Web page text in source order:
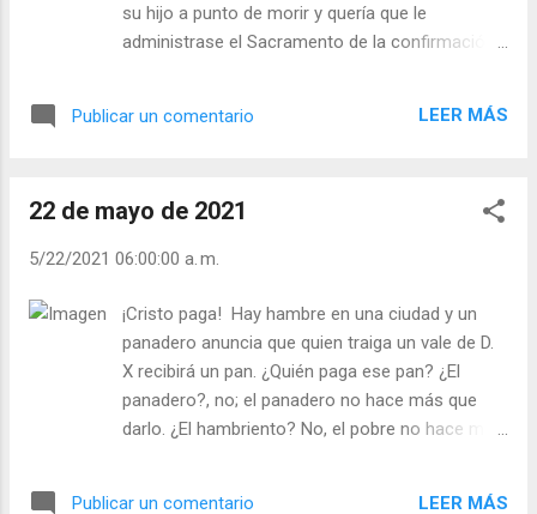
su hijo a punto de morir y quería que le
administrase el Sacramento de la confirmación.
del santo fue tan grande que renunció a su
¡Sentir dolor por no hacer lo que hay que hacer
Maurilio? - ¿Se pone usted alguna penitencia
Escobar. | Lecturas del Día (+ Leer ). | Evangelio y
Meditación (+ Leer ) | | Santo del día (+ Leer ) |
Laudes (+ Leer ) | Vísperas (+ Leer ) |
Publicar un comentario LEER MÁS
22 de mayo de 2021
5/22/2021 06:00:00 a. m.
¡Cristo paga! Hay hambre en una ciudad y un
panadero anuncia que quien traiga un vale de D.
X recibirá un pan. ¿Quién paga ese pan? ¿El
panadero?, no; el panadero no hace más que
darlo. ¿El hambriento? No, el pobre no hace más
Publicar un comentario LEER MÁS